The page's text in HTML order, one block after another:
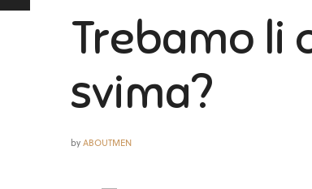
Trebamo li
svima?
byABOUTMEN